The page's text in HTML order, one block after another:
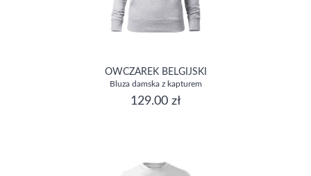
OWCZAREK BELGIJSKI
Bluza damska z kapturem
129.00 zł